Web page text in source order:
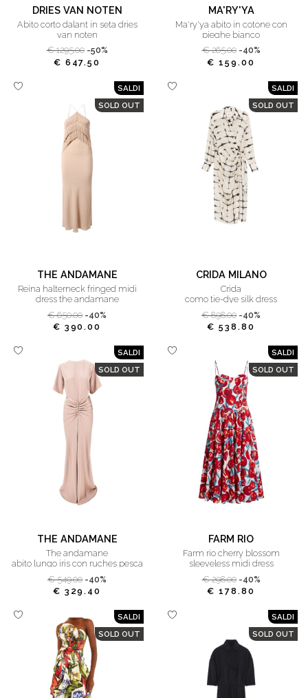
DRIES VAN NOTEN
abito corto dalant in seta dries
van noten
€ 1295.00 -50%
€ 647.50
MA'RY'YA
ma'ry'ya abito in cotone con
pieghe bianco
€ 265.00 -40%
€ 159.00
SALDI
SOLD OUT
THE ANDAMANE
reina halterneck fringed midi
dress the andamane
€ 650.00 -40%
€ 390.00
SALDI
SOLD OUT
CRIDA MILANO
crida
como tie-dye silk dress
€ 898.00 -40%
€ 538.80
SALDI
SOLD OUT
THE ANDAMANE
the andamane
abito lungo iris con ruches pesca
€ 549.00 -40%
€ 329.40
SALDI
SOLD OUT
FARM RIO
farm rio cherry blossom
sleeveless midi dress
€ 298.00 -40%
€ 178.80
SALDI
SOLD OUT
SALDI
SOLD OUT